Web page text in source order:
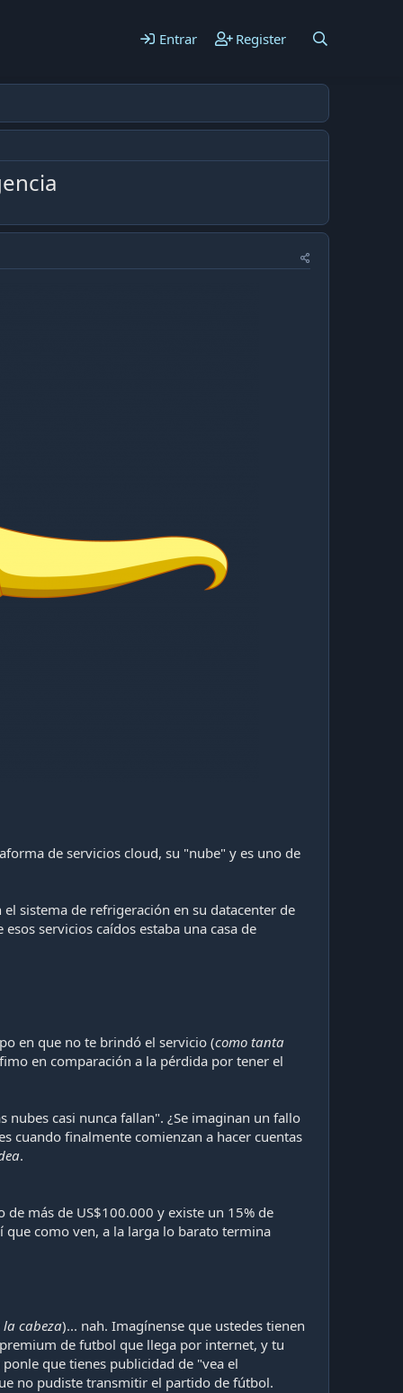
Entrar Register
de servicios cloud, su "nube" y es uno de
sistema de refrigeración en su datacenter de
servicios caídos estaba una casa de
en que no te brindó el servicio (como tanta
en comparación a la pérdida por tener el
nubes casi nunca fallan". ¿Se imaginan un fallo
cuando finalmente comienzan a hacer cuentas
.
más de US$100.000 y existe un 15% de
que como ven, a la larga lo barato termina
la cabeza)... nah. Imagínense que ustedes tienen
de futbol que llega por internet, y tu
ponle que tienes publicidad de "vea el
no pudiste transmitir el partido de fútbol.